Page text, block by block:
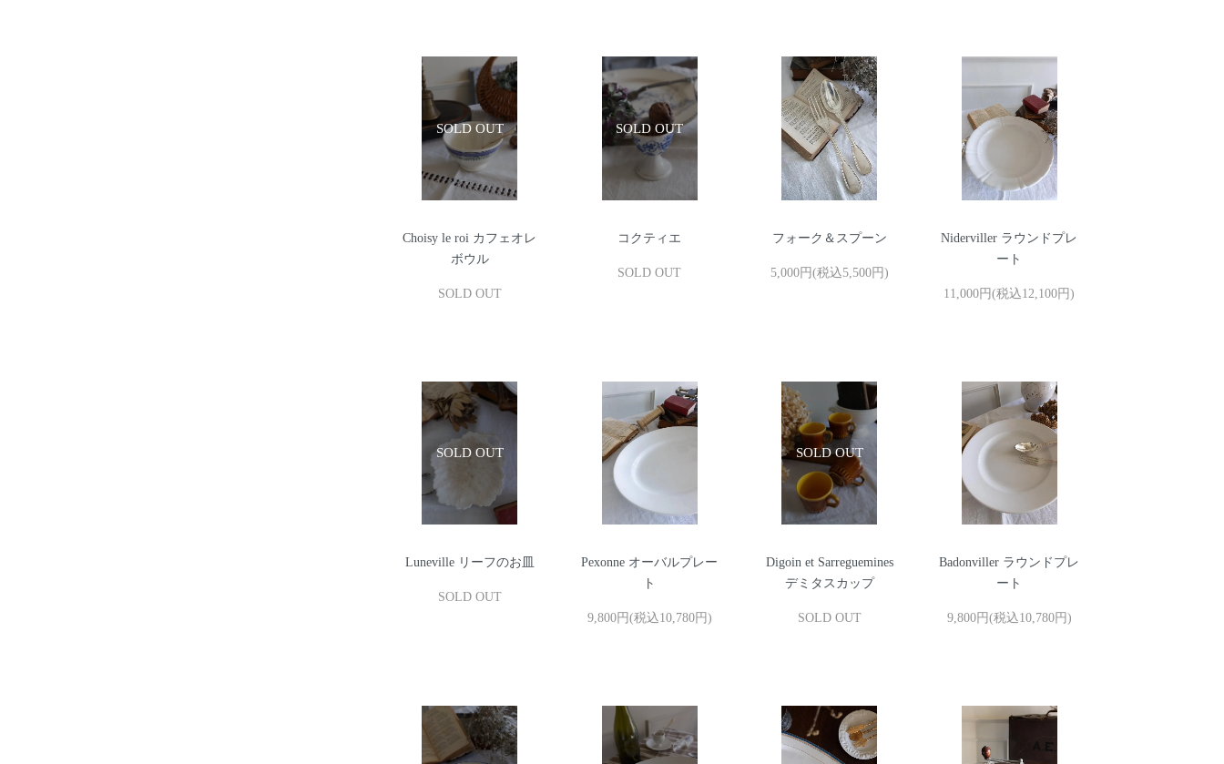
Choisy le roi カフェオレ
ボウル
SOLD OUT
コクティエ
SOLD OUT
フォーク＆スプーン
5,000円(税込5,500円)
Niderviller ラウンドプレ
ート
11,000円(税込12,100円)
Luneville リーフのお皿
SOLD OUT
Pexonne オーバルプレー
ト
9,800円(税込10,780円)
Digoin et Sarreguemines
デミタスカップ
SOLD OUT
Badonviller ラウンドプレ
ート
9,800円(税込10,780円)